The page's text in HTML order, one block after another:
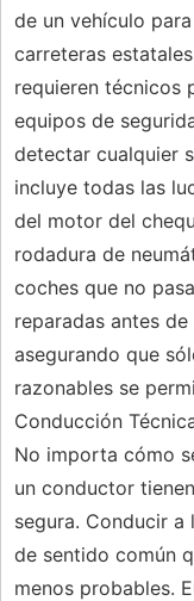
de un vehículo
carreteras
requieren técnicos
equipos de
detectar cualquier
incluye todas las
del motor del
rodadura de
coches que no
reparadas antes
asegurando que
razonables se
Conducción
No importa cómo
un conductor
segura. Conducir
de sentido común
menos probables.